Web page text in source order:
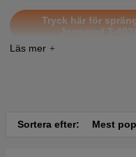
Tryck här för
Jonsered T-
Sortera efter: Mest